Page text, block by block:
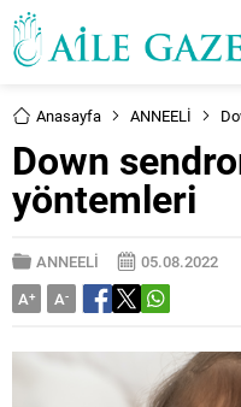
Anasayfa ANNEELİ
Down
yöntemleri
ANNEELİ
05.08.2022
A+ A-